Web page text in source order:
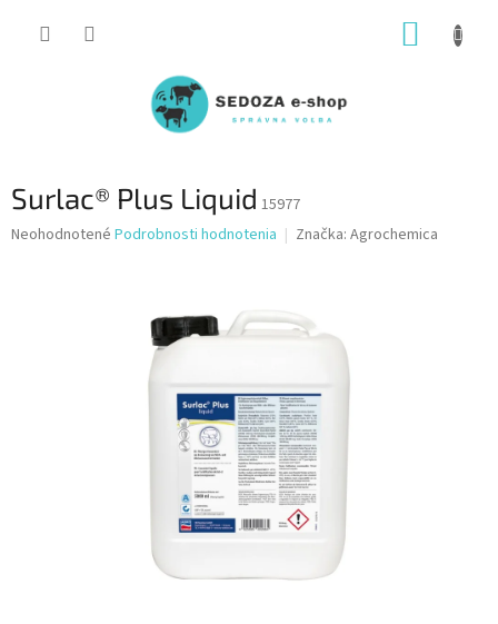
Surlac® Plus Liquid 15977
Priemerné
Neohodnotené Podrobnosti hodnotenia Značka: Agrochemica